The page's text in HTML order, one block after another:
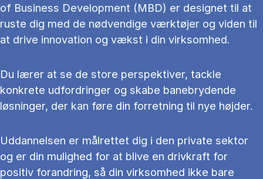
of Business Development (MBD) er designet til at
ruste dig med de nødvendige værktøjer og viden til
at drive innovation og vækst i din virksomhed.
Du lærer at se de store perspektiver, tackle
konkrete udfordringer og skabe banebrydende
løsninger, der kan føre din forretning til nye højder.
Uddannelsen er målrettet dig i den private sektor
og er din mulighed for at blive en drivkraft for
positiv forandring, så din virksomhed ikke bare